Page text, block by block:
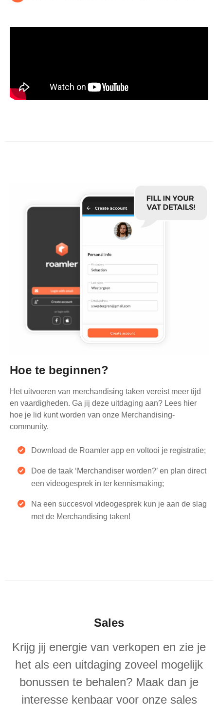
Hoe te beginnen?
Het uitvoeren van merchandising taken vereist meer tijd
en vaardigheden. Ga jij deze uitdaging aan? Lees hier
hoe je lid kunt worden van onze Merchandising-
community.
Download de Roamler app en voltooi je registratie;
Doe de taak ‘Merchandiser worden?’ en plan direct
een videogesprek in ter kennismaking;
Na een succesvol videogesprek kun je aan de slag
met de Merchandising taken!
Sales
Krijg jij energie van verkopen en zie je
het als een uitdaging zoveel mogelijk
bonussen te behalen? Maak dan je
interesse kenbaar voor onze sales